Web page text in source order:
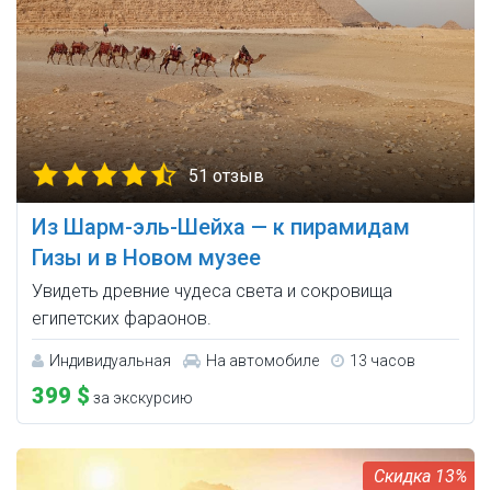
51 отзыв
Из Шарм-эль-Шейха — к пирамидам
Гизы и в Новом музее
Увидеть древние чудеса света и сокровища
египетских фараонов.
Индивидуальная На автомобиле 13 часов
399 $ за экскурсию
13%